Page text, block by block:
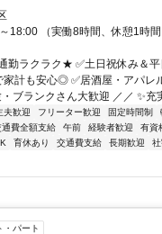
18:00 （実働8時間、休憩1時
勤ラクラク★ ✅土日祝休み＆
家計も安心◎ ✅居酒屋・アパレ
ブランクさん大歓迎 ／／ ✨充
夫歓迎 フリーター歓迎 固定時間制
通費全額支給 午前 経験者歓迎
有資
育休あり 交通費支給 長期歓迎
社
・パート